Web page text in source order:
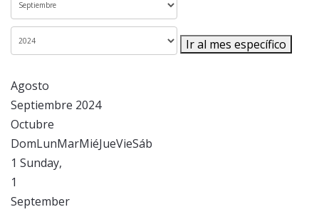
Ir al mes específico
Agosto
Septiembre 2024
Octubre
DomLunMarMiéJueVieSáb
1 Sunday,
1
September